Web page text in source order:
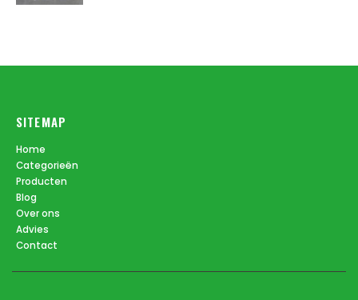
SITEMAP
Home
Categorieën
Producten
Blog
Over ons
Advies
Contact